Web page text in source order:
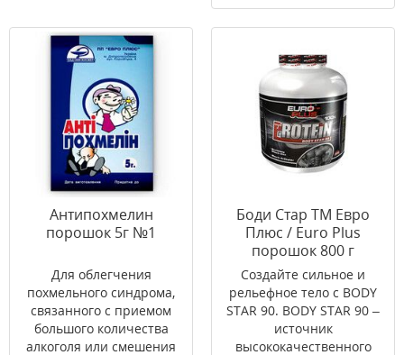
Антипохмелин
порошок 5г №1
Для облегчения
похмельного синдрома,
связанного с приемом
большого количества
алкоголя или смешения
Боди Стар ТМ Евро
Плюс / Euro Plus
порошок 800 г
Создайте сильное и
рельефное тело с BODY
STAR 90. BODY STAR 90 –
источник
высококачественного